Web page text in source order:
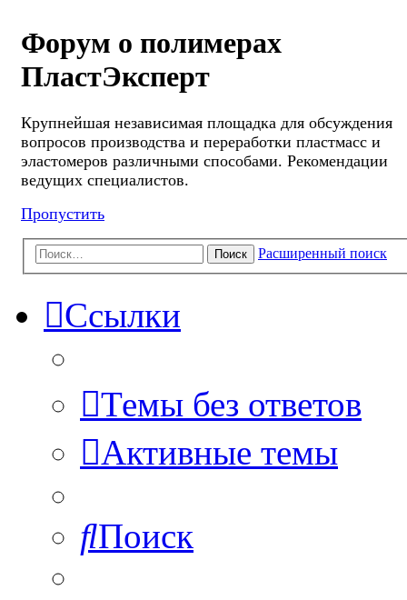
Форум о полимерах
ПластЭксперт
Крупнейшая независимая площадка для обсуждения
вопросов производства и переработки пластмасс и
эластомеров различными способами. Рекомендации
ведущих специалистов.
Пропустить
Поиск Расширенный поиск
Ссылки
Темы без ответов
Активные темы
Поиск